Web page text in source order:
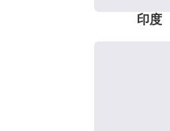
印度